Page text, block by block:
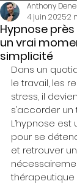
Hypnose
un vrai
simplicité
Anthony
4 juin 20252
Dans un
le travail, les
stress, il
s’accorder
L’hypnose
pour se
et retrouver
thérapeutique